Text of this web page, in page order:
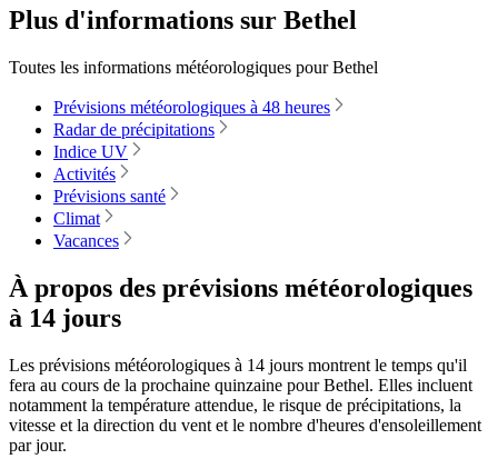
Plus d'informations sur Bethel
Toutes les informations météorologiques pour Bethel
Prévisions météorologiques à 48 heures
Radar de précipitations
Indice UV
Activités
Prévisions santé
Climat
Vacances
À propos des prévisions météorologiques
à 14 jours
Les prévisions météorologiques à 14 jours montrent le temps qu'il
fera au cours de la prochaine quinzaine pour Bethel. Elles incluent
notamment la température attendue, le risque de précipitations, la
vitesse et la direction du vent et le nombre d'heures d'ensoleillement
par jour.